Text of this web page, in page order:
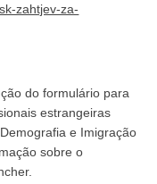
zahtjev-za-
do formulário para
estrangeiras
e Imigração
sobre o